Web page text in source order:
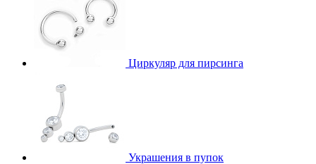
Циркуляр для пирсинга
Украшения в пупок